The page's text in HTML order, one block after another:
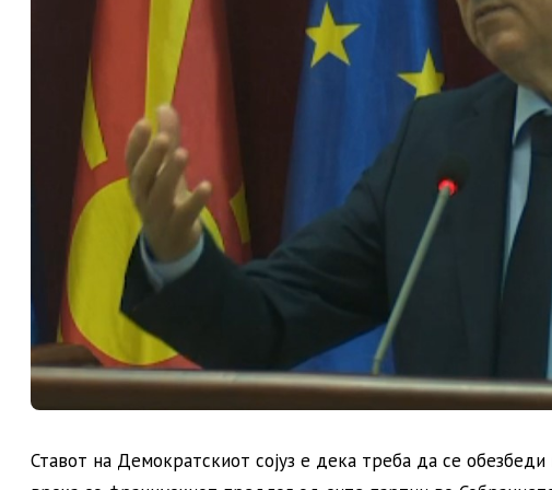
Ставот на Демократскиот сојуз е дека треба да се